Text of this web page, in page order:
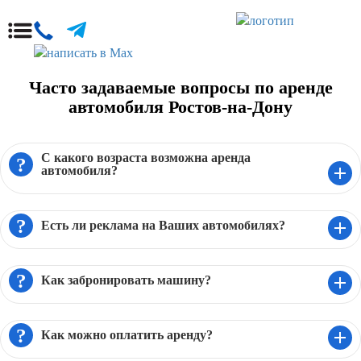
Часто задаваемые вопросы по аренде
автомобиля Ростов-на-Дону
?
С какого возраста возможна аренда
автомобиля?
Аренда автомобиля возможна с 25 лет и 5
лет водительского стажа.
?
Есть ли реклама на Ваших автомобилях?
Нет. Наши машины не брендированы. Вы
можете заказывать их для бизнеса, отдыха,
встреч и торжественных мероприятий.
?
Как забронировать машину?
Для того что бы забронировать машину в
автопрокате 100RENT Вы можете просто
позвонить нам по единому телефону +7 993-
08-80-100. Так же можно забронировать
?
Как можно оплатить аренду?
Оплатить аренду можно как наличными, так